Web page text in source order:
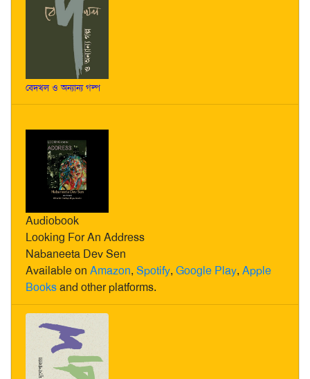
বেদখল ও অন্যান্য গল্প
Audiobook
Looking For An Address
Nabaneeta Dev Sen
Available on Amazon, Spotify, Google Play, Apple
Booksand other platforms.